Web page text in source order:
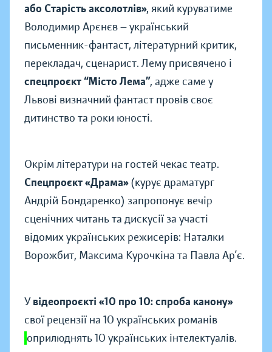
або Старість аксолотлів», який куруватиме
Володимир Арєнєв — український
письменник-фантаст, літературний критик,
перекладач, сценарист. Лему присвячено і
спецпроєкт “Місто Лема”, адже саме у
Львові визначний фантаст провів своє
дитинство та роки юності.
Окрім літератури на гостей чекає театр.
Спецпроєкт «Драма»(курує драматург
Андрій Бондаренко) запропонує вечір
сценічних читань та дискусії за участі
відомих українських режисерів: Наталки
Ворожбит, Максима Курочкіна та Павла Ар’є.
Увідеопроєкті «10 про 10: спроба канону»
свої рецензії на 10 українських романів
оприлюднять 10 українських інтелектуалів.